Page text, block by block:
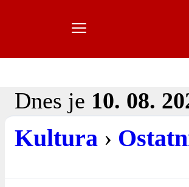
Dnes je 10. 08.
Kultura ›